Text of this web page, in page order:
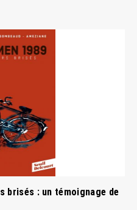
brisés : un témoignage de